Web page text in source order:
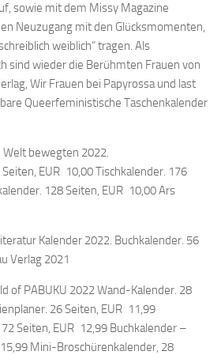
sowie mit dem Missy Magazine
Neuzugang mit den Glücksmomenten,
weiblich“ tragen. Als
sind wieder die Berühmten Frauen von
Wir Frauen bei Papyrossa und last
Queerfeministische Taschenkalender
Welt bewegten 2022.
EUR 10,00 Tischkalender. 176
128 Seiten, EUR 10,00 Ars
Kalender 2022. Buchkalender. 56
Verlag 2021
of PABUKU 2022 Wand-Kalender. 28
26 Seiten, EUR 11,99
Seiten, EUR 12,99 Buchkalender –
Mini-Broschürenkalender, 28